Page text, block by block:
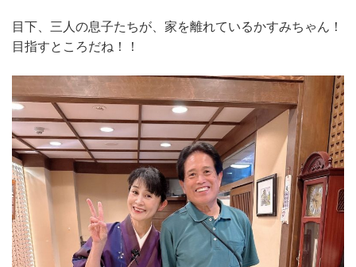
目下、三人の息子たちが、家を離れているかすみちゃん！
目指すところだね！！